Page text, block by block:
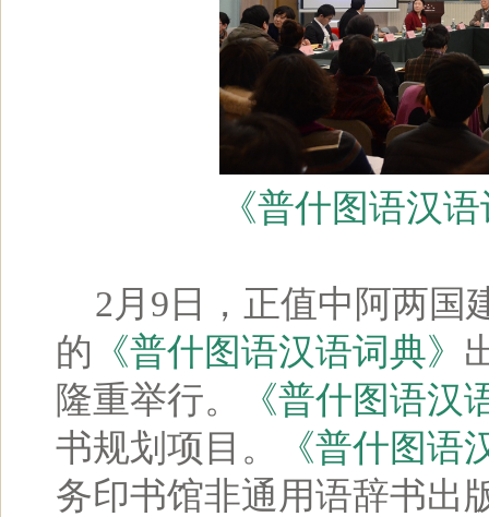
《普什图语汉
2月9日，正值中阿两国
的 《普什图语汉语词典》
隆重举行。
《普什图语汉
书规划项目。
《普什图语
务印书馆非通用语辞书出